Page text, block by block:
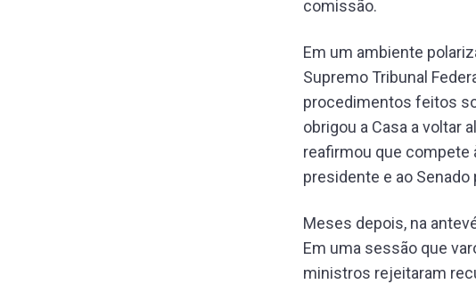
comissão.
Em um ambiente
Supremo Tribunal
procedimentos feitos
obrigou a Casa a voltar
reafirmou que compete
presidente e ao
Meses depois, na
Em uma sessão que
ministros rejeitaram